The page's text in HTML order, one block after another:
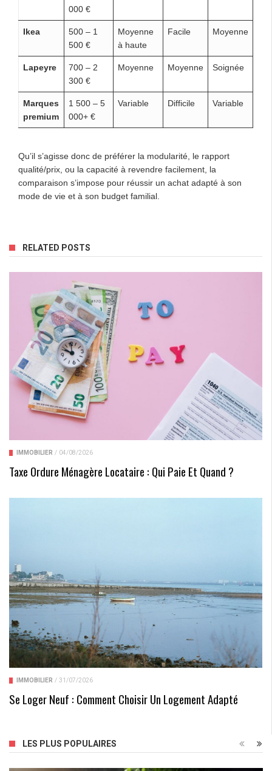
000 €
Ikea
500 – 1
500 €
Moyenne
à haute
Facile Moyenne
Lapeyre
700 – 2
300 €
Moyenne Moyenne Soignée
Marques
premium
1 500 – 5
000+ €
Variable Difficile Variable
Qu’il s’agisse donc de préférer la modularité, le rapport
qualité/prix, ou la capacité à revendre facilement, la
comparaison s’impose pour réussir un achat adapté à son
mode de vie et à son budget familial.
RELATED POSTS
IMMOBILIER / 04/08/2026
Taxe Ordure Ménagère Locataire : Qui Paie Et Quand ?
IMMOBILIER / 31/07/2026
Se Loger Neuf : Comment Choisir Un Logement Adapté
LES PLUS POPULAIRES